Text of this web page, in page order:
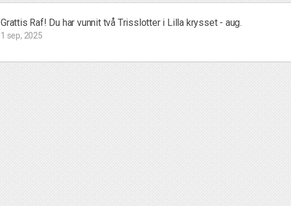
Grattis Raf! Du har vunnit två Trisslotter i Lilla krysset - aug.
1 sep, 2025